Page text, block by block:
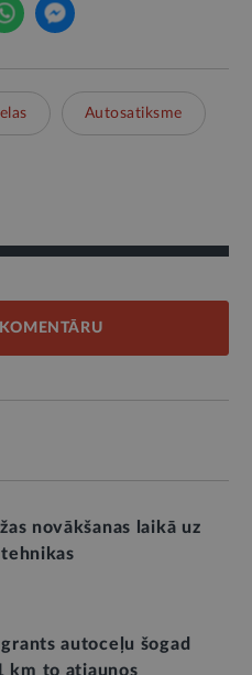
Autosatiksme
novākšanas laikā uz
autoceļu šogad
km to atjaunos